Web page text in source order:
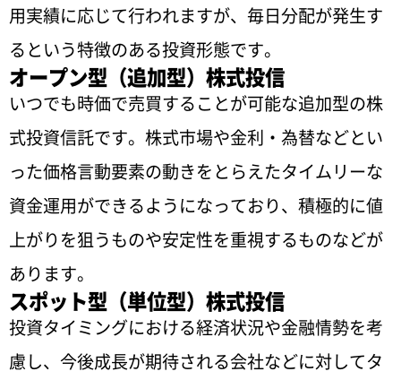
用実績に応じて行われますが、毎日分配が発生す
るという特徴のある投資形態です。
オープン型（追加型）株式投信
いつでも時価で売買することが可能な追加型の株
式投資信託です。株式市場や金利・為替などとい
った価格言動要素の動きをとらえたタイムリーな
資金運用ができるようになっており、積極的に値
上がりを狙うものや安定性を重視するものなどが
あります。
スポット型（単位型）株式投信
投資タイミングにおける経済状況や金融情勢を考
慮し、今後成長が期待される会社などに対してタ